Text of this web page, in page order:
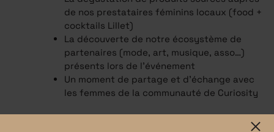
de nos prestataires féminins locaux (food +
cocktails Lillet)
La découverte de notre écosystème de
partenaires (mode, art, musique, asso…)
présents lors de l'événement
Un moment de partage et d’échange avec
les femmes de la communauté de Curiosity